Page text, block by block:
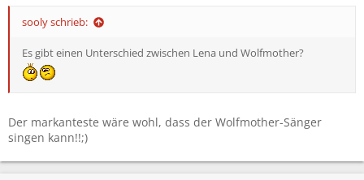
sooly schrieb:
Es gibt einen Unterschied zwischen Lena und Wolfmother?
Der markanteste wäre wohl, dass der Wolfmother-Sänger
singen kann!!;)